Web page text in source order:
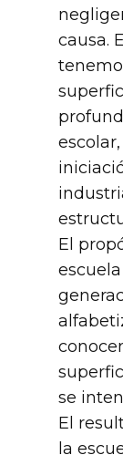
causa.
El
se
El
la